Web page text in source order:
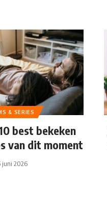
& SERIES
best bekeken
van dit moment
juni 2026